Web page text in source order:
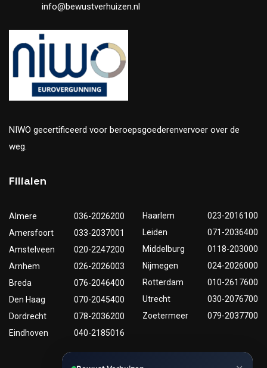
info@bewustverhuizen.nl
NIWO gecertificeerd voor beroepsgoederenvervoer over de
weg.
Filialen
Almere
036-2026200
Amersfoort
033-2037001
Amstelveen
020-2247200
Arnhem
026-2026003
Breda
076-2046400
Den Haag
070-2045400
Dordrecht
078-2036200
Eindhoven
040-2185016
Haarlem
023-2016100
Leiden
071-2036400
Middelburg
0118-203000
Nijmegen
024-2026000
Rotterdam
010-2617600
Utrecht
030-2076700
Zoetermeer
079-2037700